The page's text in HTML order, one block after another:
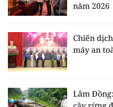
THỜI NAY
NHÂN DÂN CUỐI TUẦN
NHÂN DÂN HẰNG THÁNG
năm 2026
Chiến
máy an
Lâm